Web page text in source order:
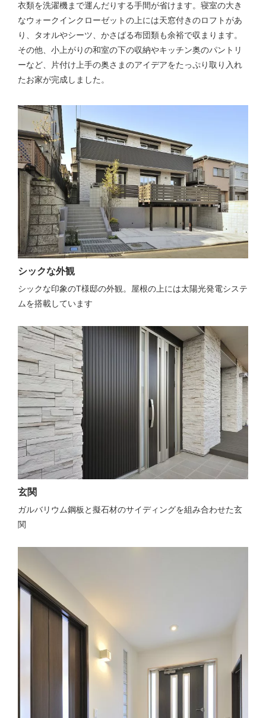
衣類を洗濯機まで運んだりする手間が省けます。寝室の大き
なウォークインクローゼットの上には天窓付きのロフトがあ
り、タオルやシーツ、かさばる布団類も余裕で収まります。
その他、小上がりの和室の下の収納やキッチン奥のパントリ
ーなど、片付け上手の奥さまのアイデアをたっぷり取り入れ
たお家が完成しました。
シックな外観
シックな印象のT様邸の外観。屋根の上には太陽光発電システ
ムを搭載しています
玄関
ガルバリウム鋼板と擬石材のサイディングを組み合わせた玄
関